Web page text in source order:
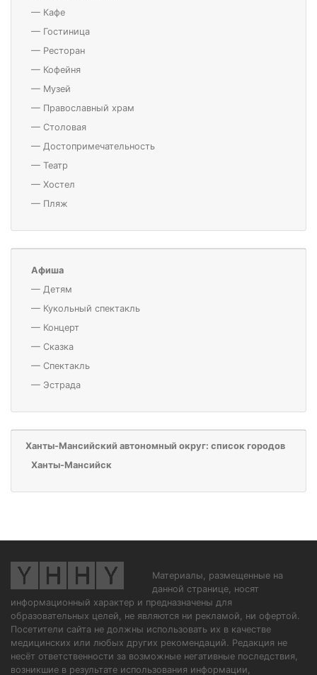
— Кафе
— Гостиница
— Ресторан
— Кофейня
— Музей
— Православный храм
— Столовая
— Достопримечательность
— Театр
— Хостел
— Пляж
Афиша
— Детям
— Кукольный спектакль
— Концерт
— Сказка
— Спектакль
— Эстрада
Ханты-Мансийский автономный округ: список городов
Ханты-Мансийск
Материалы, размещенные на
данной странице, носят
информационный характер и предназначены для
образовательных целей, не являются ни рекламой, ни офертой.
Посетители сайта не должны использовать их в качестве
медицинских или любых других рекомендаций. Редакция не
несёт ответственности за возможные негативные последствия,
возникшие в результате использования информации,